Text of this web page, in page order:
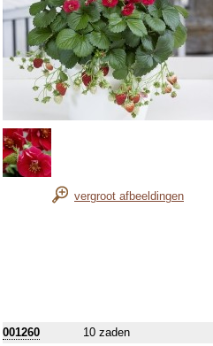
vergroot afbeeldingen
001260 10 zaden